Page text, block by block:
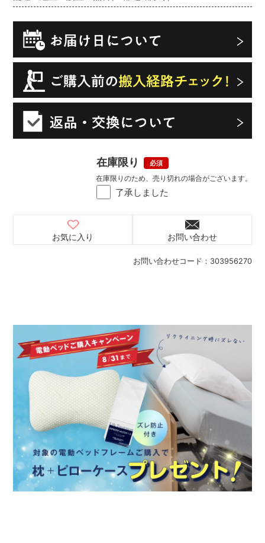
お問い合わせコード： 303956270
在庫限り
了承しました
在庫限りのため、売り切れの場合がございます。
お気に入り お問い合わせ